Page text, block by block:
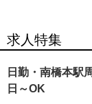
求人特集
日勤・南橋本駅
日～OK